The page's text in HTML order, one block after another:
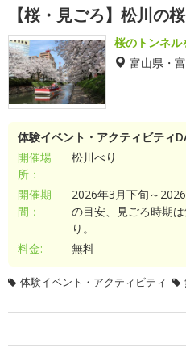
【桜・見ごろ】松川の桜
桜のトンネル
富山県・
体験イベント・アクティビティ
開催場
所：
松川べり
開催期
間：
2026年3月下旬～
の目安、見ごろ時期
り。
料金:
無料
体験イベント・アクティビティ